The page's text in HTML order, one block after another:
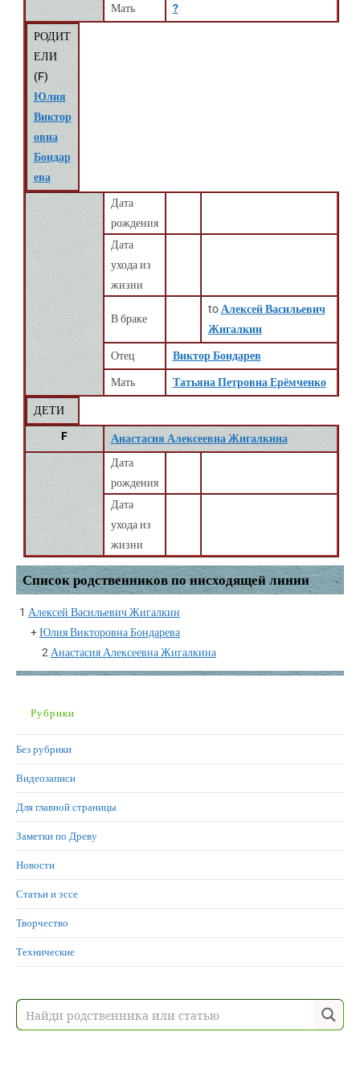
Мать ?
РОДИТ
ЕЛИ
(F)
Юлия
Виктор
овна
Бондар
ева
Дата
рождения
Дата
ухода из
жизни
В браке
to Алексей Васильевич
Жигалкин
Отец Виктор Бондарев
Мать Татьяна Петровна Ерёмченко
ДЕТИ
F
Анастасия Алексеевна Жигалкина
Дата
рождения
Дата
ухода из
жизни
Список родственников по нисходящей линии
1 Алексей Васильевич Жигалкин
+Юлия Викторовна Бондарева
2 Анастасия Алексеевна Жигалкина
Рубрики
Без рубрики
Видеозаписи
Для главной страницы
Заметки по Древу
Новости
Статьи и эссе
Творчество
Технические